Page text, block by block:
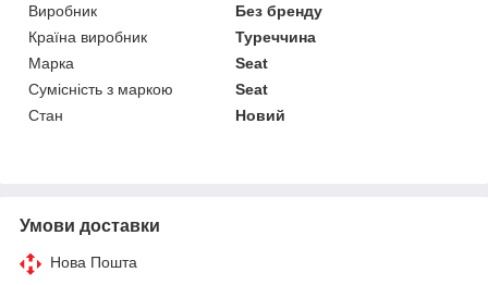
Виробник
Без бренду
Країна виробник
Туреччина
Марка
Seat
Сумісність з маркою
Seat
Стан
Новий
Умови доставки
Нова Пошта